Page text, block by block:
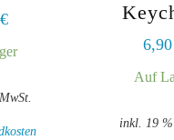
€
Auf
inkl. 19 %